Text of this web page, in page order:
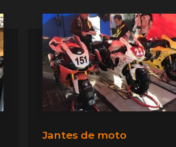
Jantes de moto